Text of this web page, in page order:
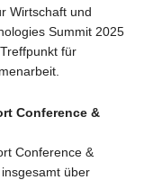
Wirtschaft und
Summit 2025
für
Conference &
Conference &
über